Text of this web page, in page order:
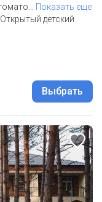
… Показать еще
детский
Выбрать